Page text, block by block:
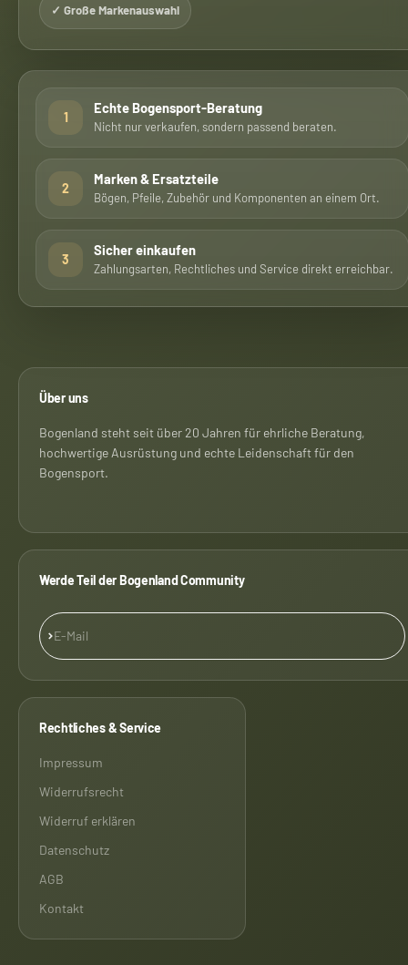
✓ Große Markenauswahl
1
Echte Bogensport-Beratung
Nicht nur verkaufen, sondern passend beraten.
2
Marken & Ersatzteile
Bögen, Pfeile, Zubehör und Komponenten an einem Ort.
3
Sicher einkaufen
Zahlungsarten, Rechtliches und Service direkt erreichbar.
Über uns
Bogenland steht seit über 20 Jahren für ehrliche Beratung,
hochwertige Ausrüstung und echte Leidenschaft für den
Bogensport.
Werde Teil der Bogenland Community
E-Mail
Abonnieren
Rechtliches & Service
Impressum
Widerrufsrecht
Widerruf erklären
Datenschutz
AGB
Kontakt